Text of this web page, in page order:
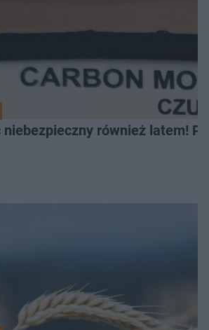
niebezpieczny również latem!